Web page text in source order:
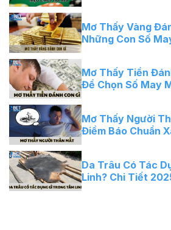
Mơ Thấy Vàng
Những Con Số
Mơ Thấy Tiền
Để Chọn Số May
Mơ Thấy Người
Điềm Báo Chuẩn
Da Trâu Có Tác
Linh? Chi Tiết